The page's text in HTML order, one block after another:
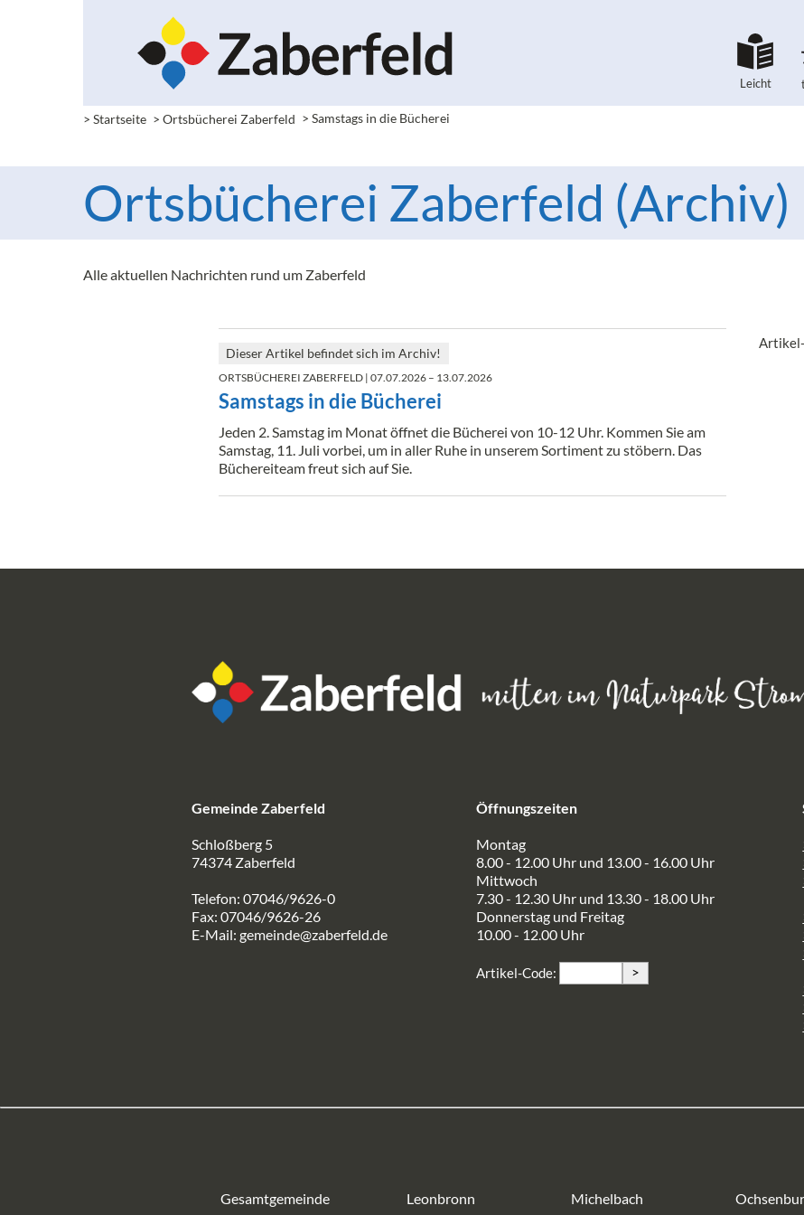
Leicht
> Startseite > Ortsbücherei Zaberfeld >Samstags in die Bücherei
Ortsbücherei Zaberfeld (Archiv)
Alle aktuellen Nachrichten rund um Zaberfeld
Dieser Artikel befindet sich im Archiv!
ORTSBÜCHEREI ZABERFELD| 07.07.2026 – 13.07.2026
Samstags in die Bücherei
Jeden 2. Samstag im Monat öffnet die Bücherei von 10-12 Uhr. Kommen Sie am
Samstag, 11. Juli vorbei, um in aller Ruhe in unserem Sortiment zu stöbern. Das
Büchereiteam freut sich auf Sie.
Gemeinde Zaberfeld
Schloßberg 5
74374 Zaberfeld
Telefon: 07046/9626-0
Fax: 07046/9626-26
E-Mail: gemeinde@zaberfeld.de
Öffnungszeiten
Montag
8.00 - 12.00 Uhr und 13.00 - 16.00 Uhr
Mittwoch
7.30 - 12.30 Uhr und 13.30 - 18.00 Uhr
Donnerstag und Freitag
10.00 - 12.00 Uhr
Artikel-Code: >
Gesamtgemeinde Leonbronn Michelbach